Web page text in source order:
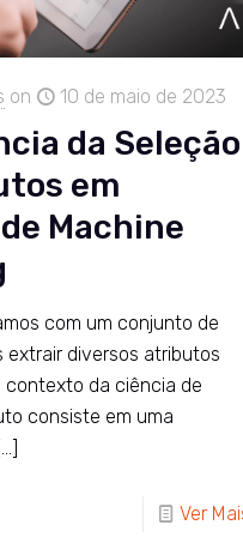
on 10 de maio de 2023
da Seleção
em
Machine
com um conjunto de
extrair diversos atributos
contexto da ciência de
consiste em uma
Ver